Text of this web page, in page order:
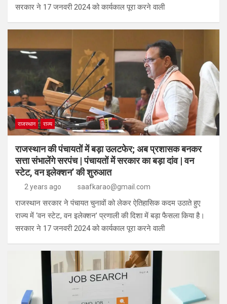
सरकार ने 17 जनवरी 2024 को कार्यकाल पूरा करने वाली
राजस्थान राज्य
राजस्थान की पंचायतों में बड़ा उलटफेर; अब प्रशासक बनकर
सत्ता संभालेंगे सरपंच | पंचायतों में सरकार का बड़ा दांव | वन
स्टेट, वन इलेक्शन’ की शुरुआत
2 years ago saafkarao@gmail.com
राजस्थान सरकार ने पंचायत चुनावों को लेकर ऐतिहासिक कदम उठाते हुए
राज्य में ‘वन स्टेट, वन इलेक्शन’ प्रणाली की दिशा में बड़ा फैसला किया है।
सरकार ने 17 जनवरी 2024 को कार्यकाल पूरा करने वाली